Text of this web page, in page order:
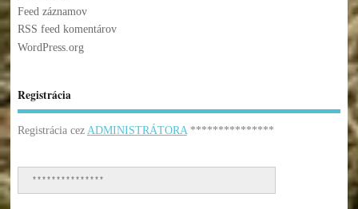
Feed záznamov
RSS feed komentárov
WordPress.org
Registrácia
Registrácia cez ADMINISTRÁTORA***************
***************